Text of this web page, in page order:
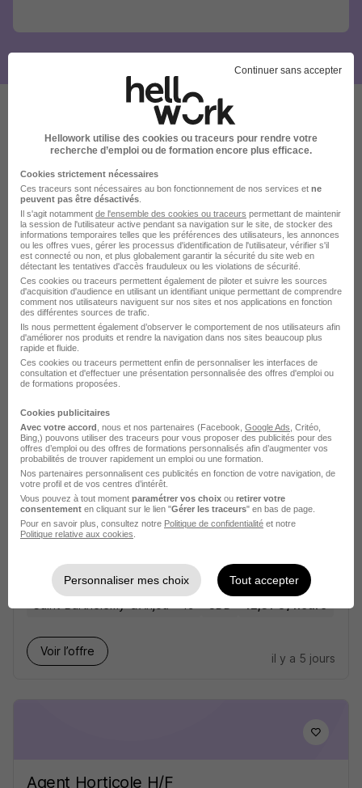
Ces offres pourraient aussi
vous intéresser
Conseiller de Vente Polyvalent Jardin
H/F
Mr Bricolage
Les Hauts-d'Anjou - 49
Ouvrier Horticole Entretien Espace
Voir l’offre
il y a 5 jours
Agent Horticole H/F
Continuer sans accepter
Hellowork utilise des cookies ou traceurs pour rendre votre
recherche d’emploi ou de formation encore plus efficace.
Cookies strictement nécessaires
Ces traceurs sont nécessaires au bon fonctionnement de nos services et ne
peuvent pas être désactivés
Il s'agit notamment de l'ensemble des cookies ou traceurs permettant de maintenir
la session de l'utilisateur active pendant sa navigation sur le site, de stocker des
informations temporaires telles que les préférences des utilisateurs, les annonces
ou les offres vues, gérer les processus d'identification de l'utilisateur, vérifier s'il
est connecté ou non, et plus globalement garantir la sécurité du site web en
détectant les tentatives d'accès frauduleux ou les violations de sécurité.
Ces cookies ou traceurs permettent également de piloter et suivre les sources
d'acquisition d'audience en utilisant un identifiant unique permettant de comprendre
comment nos utilisateurs naviguent sur nos sites et nos applications en fonction
des différentes sources de trafic.
Ils nous permettent également d’observer le comportement de nos utilisateurs afin
d'améliorer nos produits et rendre la navigation dans nos sites beaucoup plus
rapide et fluide.
Ces cookies ou traceurs permettent enfin de personnaliser les interfaces de
consultation et d'effectuer une présentation personnalisée des offres d'emploi ou
de formations proposées.
Cookies publicitaires
Avec votre accord , nous et nos partenaires (Facebook, Google Ads , Critéo,
Bing,) pouvons utiliser des traceurs pour vous proposer des publicités pour des
offres d’emploi ou des offres de formations personnalisés afin d’augmenter vos
probabilités de trouver rapidement un emploi ou une formation.
Nos partenaires personnalisent ces publicités en fonction de votre navigation, de
votre profil et de vos centres d’intérêt.
Vous pouvez à tout moment paramétrer vos choix ou retirer votre
consentement en cliquant sur le lien "Gérer les traceurs" en bas de page.
Pour en savoir plus, consultez notre Politique de confidentialité et notre
Politique relative aux cookies
Personnaliser mes choix Tout accepter